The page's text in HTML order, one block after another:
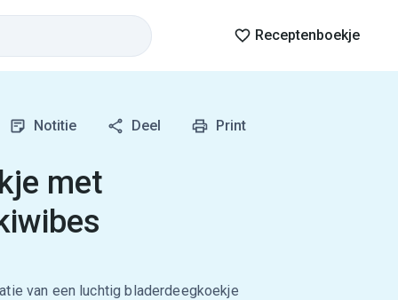
Receptenboekje
Notitie Deel Print
met
van een luchtig bladerdeegkoekje